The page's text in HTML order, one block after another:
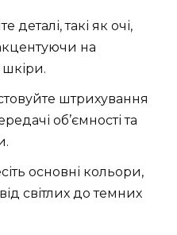
деталі, такі як очі,
на
шкіри.
штрихування
об’ємності та
основні кольори,
світлих до темних